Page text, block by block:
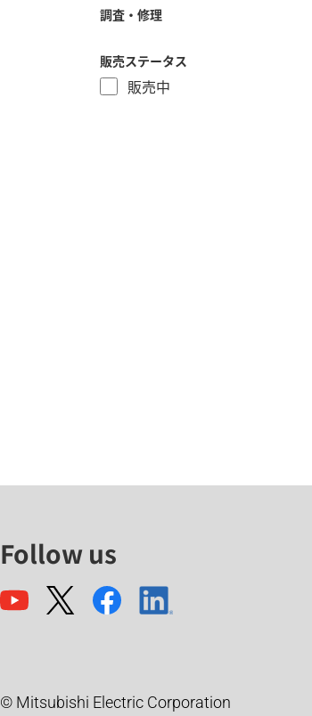
調査・修理
販売ステータス
販売中
Follow us
© Mitsubishi Electric Corporation